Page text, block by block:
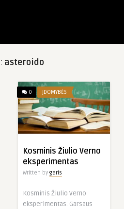
asteroido
0 ĮDOMYBĖS
Kosminis Žiulio Verno
eksperimentas
Written by garis
Kosminis Žiulio Verno
eksperimentas. Garsaus